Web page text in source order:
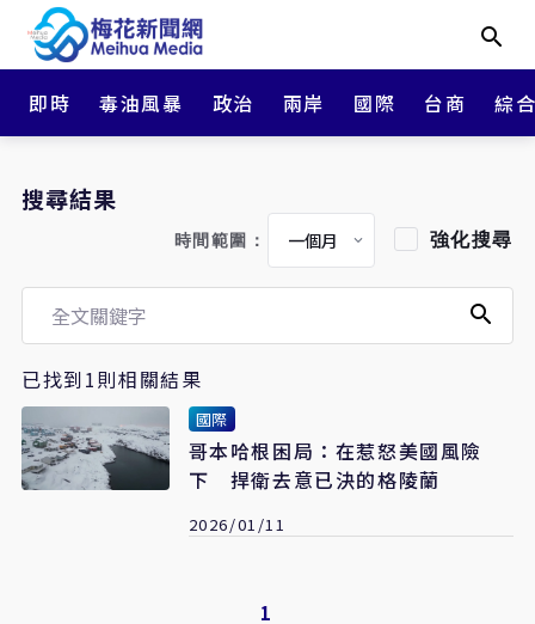
即時 毒油風暴 政治 兩岸 國際 台商 綜
搜尋結果
時間範圍： 強化搜尋
已找到1則相關結果
國際
哥本哈根困局：在惹怒美國風險
下 捍衛去意已決的格陵蘭
2026/01/11
1